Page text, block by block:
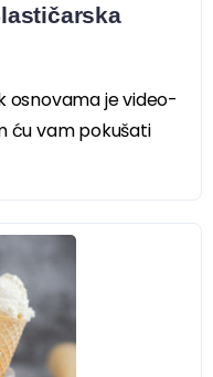
osnovama je video-
ću vam pokušati